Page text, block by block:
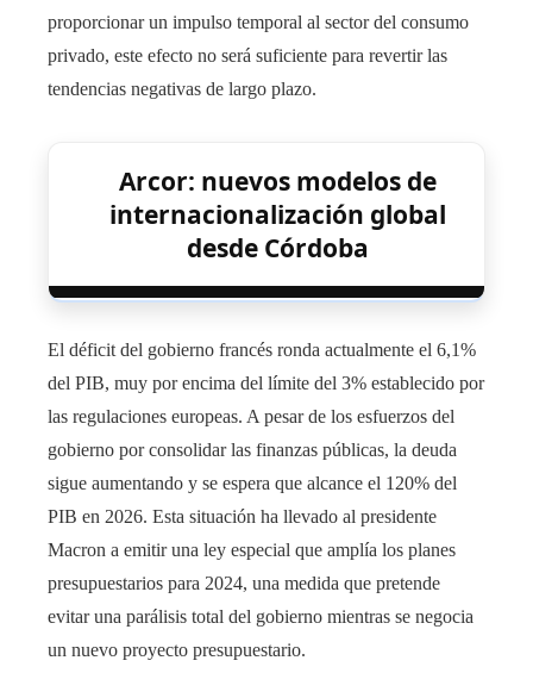
proporcionar un impulso temporal al sector del consumo
privado, este efecto no será suficiente para revertir las
tendencias negativas de largo plazo.
Arcor: nuevos modelos de
internacionalización global
desde Córdoba
El déficit del gobierno francés ronda actualmente el 6,1%
del PIB, muy por encima del límite del 3% establecido por
las regulaciones europeas. A pesar de los esfuerzos del
gobierno por consolidar las finanzas públicas, la deuda
sigue aumentando y se espera que alcance el 120% del
PIB en 2026. Esta situación ha llevado al presidente
Macron a emitir una ley especial que amplía los planes
presupuestarios para 2024, una medida que pretende
evitar una parálisis total del gobierno mientras se negocia
un nuevo proyecto presupuestario.